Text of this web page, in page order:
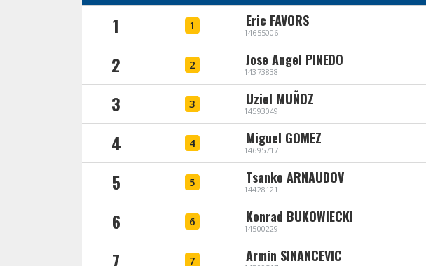
1 1 Eric FAVORS
14655006
2 2 Jose Angel PINEDO
14373838
3 3 Uziel MUÑOZ
14593049
4 4 Miguel GOMEZ
14695717
5 5 Tsanko ARNAUDOV
14428121
6 6 Konrad BUKOWIECKI
14500229
7 7 Armin SINANCEVIC